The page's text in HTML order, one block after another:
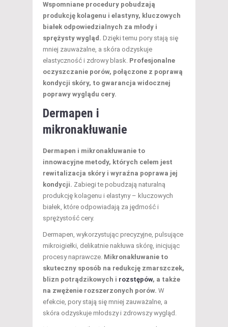
Wspomniane procedury pobudzają
produkcję kolagenu i elastyny, kluczowych
białek odpowiedzialnych za młody i
sprężysty wygląd. Dzięki temu pory stają się
mniej zauważalne, a skóra odzyskuje
elastyczność i zdrowy blask. Profesjonalne
oczyszczanie porów, połączone z poprawą
kondycji skóry, to gwarancja widocznej
poprawy wyglądu cery.
Dermapen i
mikronakłuwanie
Dermapen i mikronakłuwanie to
innowacyjne metody, których celem jest
rewitalizacja skóry i wyraźna poprawa jej
kondycji. Zabiegi te pobudzają naturalną
produkcję kolagenu i elastyny – kluczowych
białek, które odpowiadają za jędrność i
sprężystość cery.
Dermapen, wykorzystując precyzyjne, pulsujące
mikroigiełki, delikatnie nakłuwa skórę, inicjując
procesy naprawcze. Mikronakłuwanie to
skuteczny sposób na redukcję zmarszczek,
blizn potrądzikowych i rozstępów, a także
na zwężenie rozszerzonych porów. W
efekcie, pory stają się mniej zauważalne, a
skóra odzyskuje młodszy i zdrowszy wygląd.